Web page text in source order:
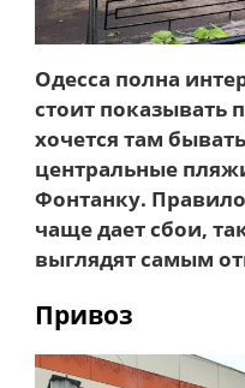
Одесса полна
стоит показывать
хочется там
центральные
Фонтанку. Правило
чаще дает сбои,
выглядят самым
Привоз